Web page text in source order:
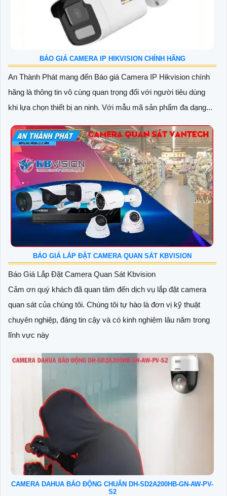
BÁO GIÁ CAMERA IP HIKVISION CHÍNH HÃNG
An Thành Phát mang đến Báo giá Camera IP Hikvision chính
hãng là thông tin vô cùng quan trọng đối với người tiêu dùng
khi lựa chọn thiết bị an ninh. Với mẫu mã sản phẩm đa dạng...
BÁO GIÁ LẮP ĐẶT CAMERA QUAN SÁT KBVISION
Báo Giá Lắp Đặt Camera Quan Sát Kbvision
Cảm ơn quý khách đã quan tâm đến dịch vụ lắp đặt camera
quan sát của chúng tôi. Chúng tôi tự hào là đơn vị kỹ thuật
chuyên nghiệp, đáng tin cậy và có kinh nghiệm lâu năm trong
lĩnh vực này
CAMERA DAHUA BÁO ĐỘNG CHUẨN DH-SD2A200HB-GN-AW-PV-
S2